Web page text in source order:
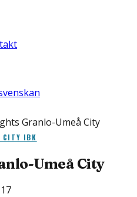
Granlo-Umeå City
CITY IBK
Umeå City